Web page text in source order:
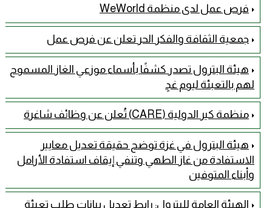
فرص عمل لدى منظمة WeWorld
جمعية الثقافة والفكر الحر تعلن عن فرص عمل
هيئة البترول تصدر كشفًا بأسماء موزعي الغاز المسموح
لهم بالتعبئة ليوم غدٍ
منظمة كير الدولية (CARE) تُعلن عن وظائف شاغرة
هيئة البترول في غزة توضح حقيقة تعديل معايير
الاستفادة من غاز الطهي وتنفي إيقاف استفادة الأرامل
وأبناء المتوفين
الهيئة العامة للبترول: رابط تعديل بيانات طلب تعبئة